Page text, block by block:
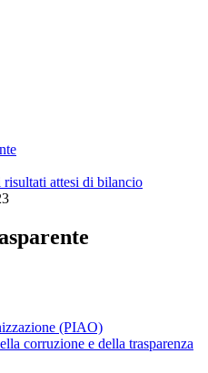
attesi di bilancio
(PIAO)
corruzione e della trasparenza